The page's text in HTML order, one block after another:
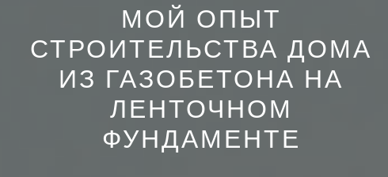
МОЙ ОПЫТ
СТРОИТЕЛЬСТВА ДОМА
ИЗ ГАЗОБЕТОНА НА
ЛЕНТОЧНОМ
ФУНДАМЕНТЕ